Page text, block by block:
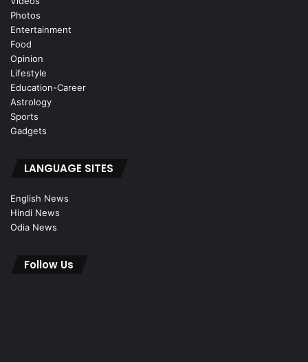
Photos
Entertainment
Food
Opinion
Lifestyle
Education-Career
Astrology
Sports
Gadgets
LANGUAGE SITES
English News
Hindi News
Odia News
Follow Us